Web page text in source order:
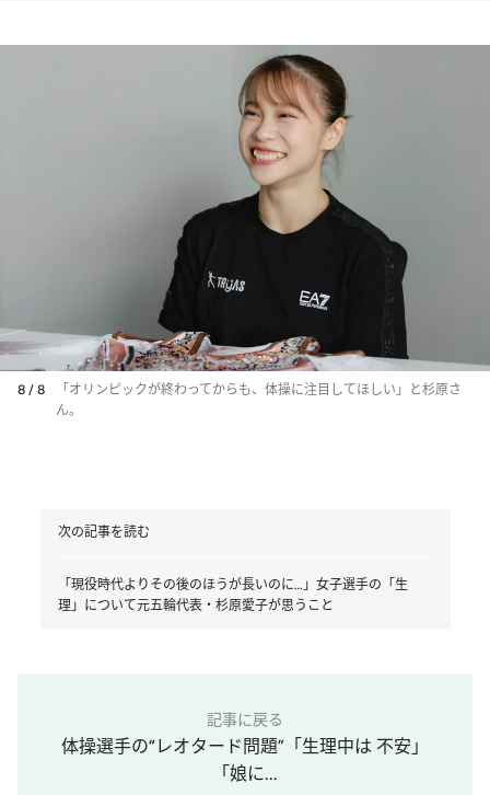
8 / 8
「オリンピックが終わってからも、体操に注目してほしい」と杉原さ
ん。
次の記事を読む
「現役時代よりその後のほうが長いのに…」女子選手の「生
理」について元五輪代表・杉原愛子が思うこと
記事に戻る
体操選手の“レオタード問題”「生理中は 不安」
「娘に...